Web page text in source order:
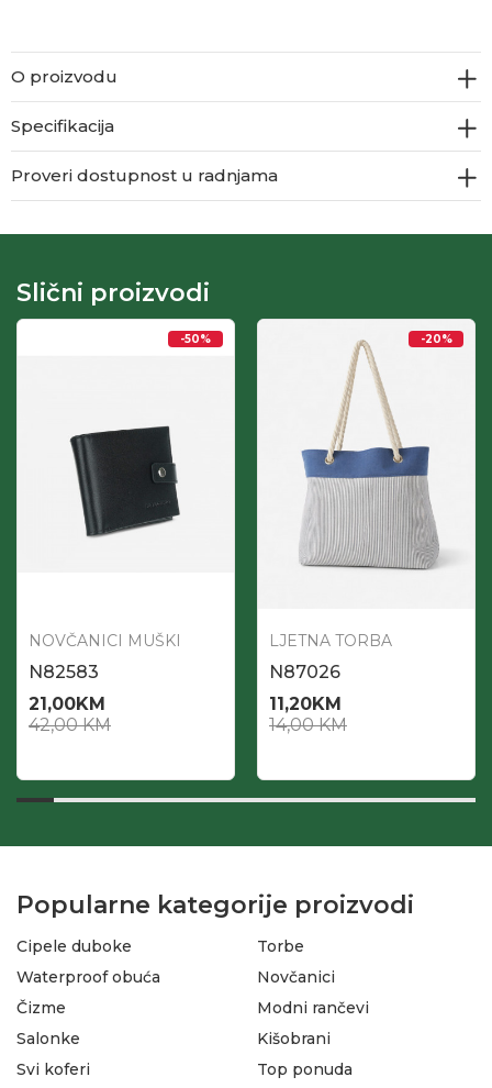
O proizvodu
Specifikacija
Proveri dostupnost u radnjama
Slični proizvodi
-50%
NOVČANICI MUŠKI
N82583
21,00KM
42,00KM
-20%
LJETNA TORBA
N87026
11,20KM
14,00KM
Popularne kategorije proizvodi
Cipele duboke
Waterproof obuća
Čizme
Salonke
Torbe
Novčanici
Modni rančevi
Kišobrani
Svi koferi
Top ponuda